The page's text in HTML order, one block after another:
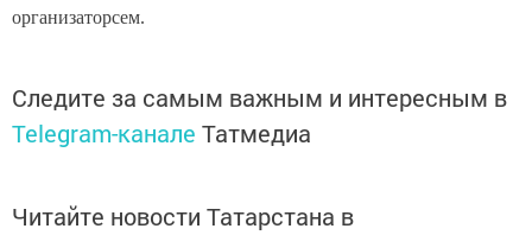
организаторсем.
Следите за самым важным и интересным в
Telegram-канале Татмедиа
Читайте новости Татарстана в